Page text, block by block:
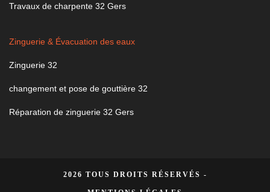
Travaux de charpente 32 Gers
Zinguerie & Évacuation des eaux
Zinguerie 32
changement et pose de gouttière 32
Réparation de zinguerie 32 Gers
2026 TOUS DROITS RÉSERVÉS -